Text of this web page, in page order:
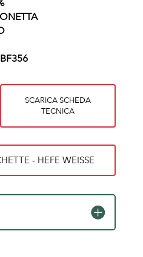
BF356
SCARICA SCHEDA
TECNICA
- HEFE WEISSE